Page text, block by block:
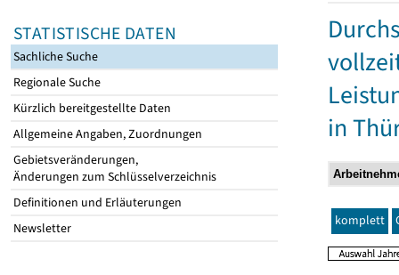
STATISTISCHE DATEN
Sachliche Suche
Regionale Suche
Kürzlich bereitgestellte Daten
Allgemeine Angaben, Zuordnungen
Gebietsveränderungen,
Änderungen zum Schlüsselverzeichnis
Definitionen und Erläuterungen
Newsletter
in
komplett